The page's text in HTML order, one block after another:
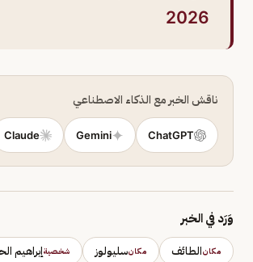
2026
ناقش الخبر مع الذكاء الاصطناعي
ChatGPT
Gemini
Claude
وَرَد في الخبر
مكانالطائف مكانسليولوز شخصيةإبراهيم